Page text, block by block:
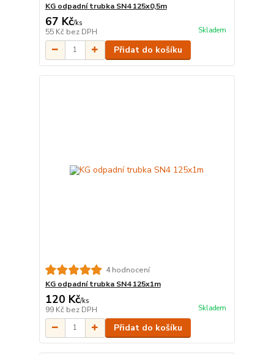
KG odpadní trubka SN4 125x0,5m
67 Kč/ks
55 Kč bez DPH Skladem
Přidat do košíku
4 hodnocení
KG odpadní trubka SN4 125x1m
120 Kč/ks
99 Kč bez DPH Skladem
Přidat do košíku